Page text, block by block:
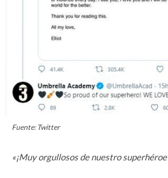
Fuente: Twitter
«¡Muy orgullosos de nuestro